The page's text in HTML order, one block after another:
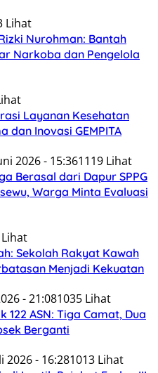
Lihat
Nurohman: Bantah
Narkoba dan Pengelola
Layanan Kesehatan
dan Inovasi GEMPITA
2026 - 15:361119 Lihat
Berasal dari Dapur SPPG
Warga Minta Evaluasi
Sekolah Rakyat Kawah
Menjadi Kekuatan
- 21:081035 Lihat
ASN: Tiga Camat, Dua
Berganti
2026 - 16:281013 Lihat